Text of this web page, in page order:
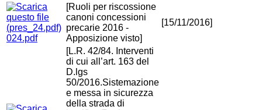
024.pdf
[Ruoli per riscossione
canoni concessioni
precarie 2016 -
Apposizione visto]
[15/11/2016]
[L.R. 42/84. Interventi
di cui all’art. 163 del
D.lgs
50/2016.Sistemazione
e messa in sicurezza
della strada di